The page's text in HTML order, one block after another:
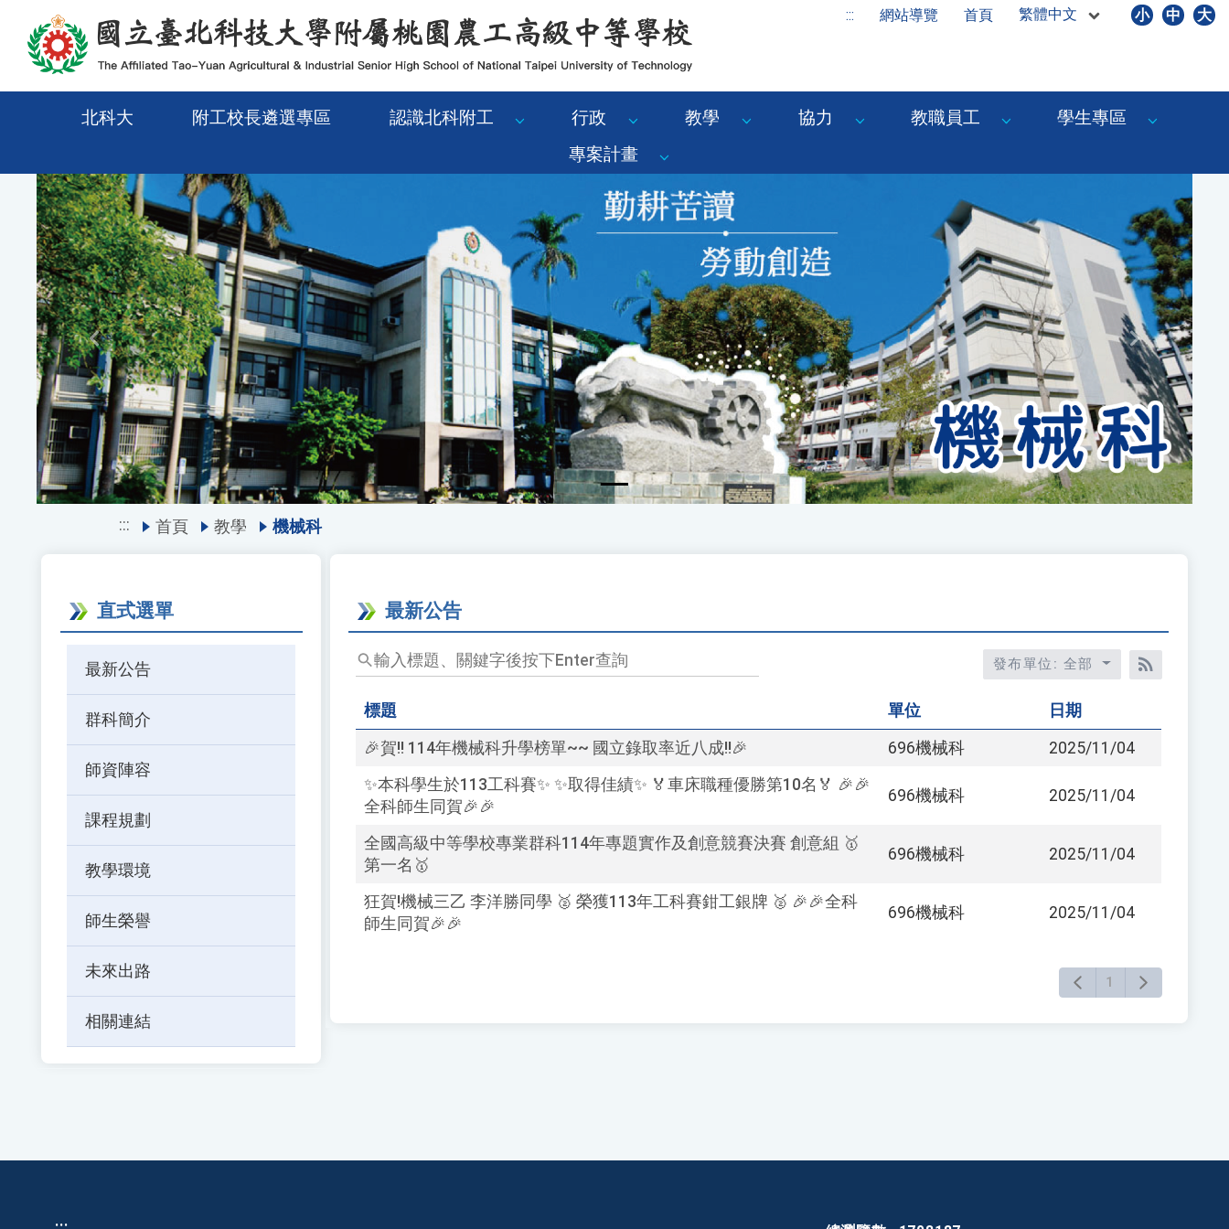
移至網頁之主要內容區位置 ::: 網站導覽 首頁 繁體中文 小 中 大
北科大 附工校長遴選專區 認識北科附工 行政 教學 協力 教職員工
學生專區
專案計畫
Previous Next
::: 首頁 教學 機械科
直式選單
最新公告
群科簡介
師資陣容
課程規劃
教學環境
師生榮譽
未來出路
相關連結
最新公告
輸
入
標
題、
關
字
後
按
下
Enter
查
詢
發布單位: 全部
RSS訂閱
標題 單位 日期
🎉賀!! 114年機械科升學榜單~~ 國立錄取率近八成!!🎉 696機械科
2025/11/04
✨本科學生於113工科賽✨ ✨取得佳績✨ 🏅車床職種優勝第10名🏅 🎉🎉
全科師生同賀🎉🎉
696機械科 2025/11/04
全國高級中等學校專業群科114年專題實作及創意競賽決賽 創意組 🥇
第一名🥇
696機械科 2025/11/04
狂賀!機械三乙 李洋勝同學 🥈 榮獲113年工科賽鉗工銀牌 🥈 🎉🎉全科
師生同賀🎉🎉
696機械科 2025/11/04
1